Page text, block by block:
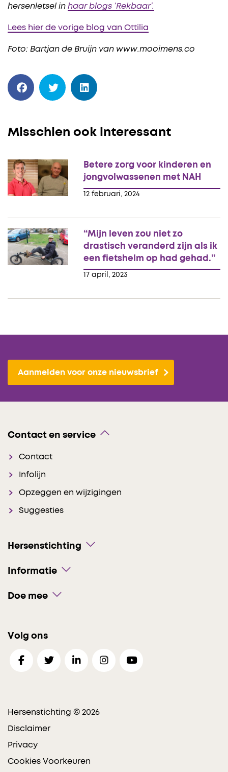
hersenletsel in haar blogs ‘Rekbaar’.
Lees hier de vorige blog van Ottilia
Foto: Bartjan de Bruijn van www.mooimens.co
Misschien ook interessant
12 februari, 2024
Betere zorg voor kinderen en
jongvolwassenen met NAH
17 april, 2023
“Mijn leven zou niet zo
drastisch veranderd zijn als ik
een fietshelm op had gehad.”
Aanmelden voor onze nieuwsbrief
Contact en service
Contact
Infolijn
Opzeggen en wijzigingen
Suggesties
Hersenstichting
Informatie
Doe mee
Volg ons
Hersenstichting © 2026
Disclaimer
Privacy
Cookies Voorkeuren